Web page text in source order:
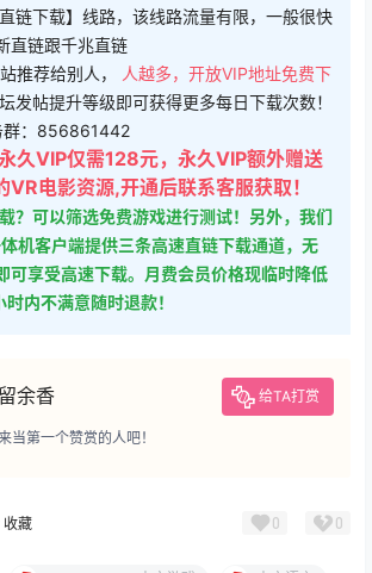
链下载】线路，该线路流量有限，一般很快
直链跟千兆直链
推荐给别人，
人越多，开放VIP地址免费下
发帖提升等级即可获得更多每日下载次数！
群：856861442
久VIP仅需128元，永久VIP额外赠送
VR电影资源,开通后联系客服获取！
？可以筛选免费游戏进行测试！另外，我们
机客户端提供三条高速直链下载通道，无
可享受高速下载。月费会员价格现临时降低
内不满意随时退款！
余香 给TA打赏
当第一个赞赏的人吧！
收藏 0 0